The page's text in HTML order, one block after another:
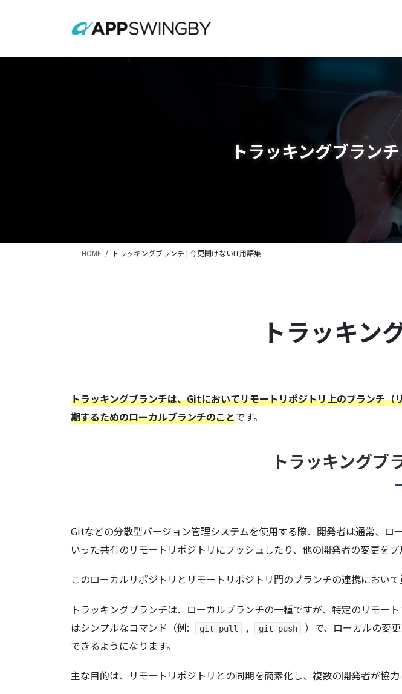
トラッキングブラン
HOME トラッキングブランチ | 今更聞けないIT用語集
トラッキン
トラッキングブランチは、Gitにおいてリモートリポジトリ上のブランチ
期するためのローカルブランチのことです。
トラッキングブ
Gitなどの分散型バージョン管理システムを使用する際、開発者は通常、
いった共有のリモートリポジトリにプッシュしたり、他の開発者の変更をプ
このローカルリポジトリとリモートリポジトリ間のブランチの連携におい
トラッキングブランチは、ローカルブランチの一種ですが、特定のリモー
はシンプルなコマンド（例:
git pull , git push
）で、ローカルの変
できるようになります。
主な目的は、リモートリポジトリとの同期を簡素化し、複数の開発者が協